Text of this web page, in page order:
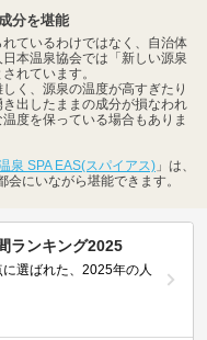
分を堪能
ているわけではなく、自治体
本温泉協会では「新しい源泉
れています。
く、源泉の温度が高すぎたり
出したままの成分が損なわれ
度を保っている場合もありま
泉 SPA EAS(スパイアス) 」は、
にいながら堪能できます。
ランキング2025
選ばれた、2025年の人